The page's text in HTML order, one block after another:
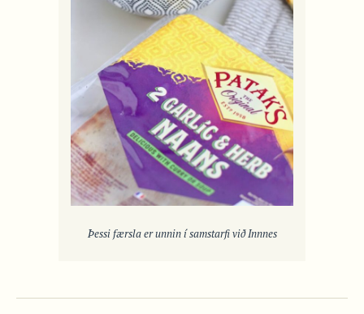
Þessi færsla er unnin í samstarfi við Innnes